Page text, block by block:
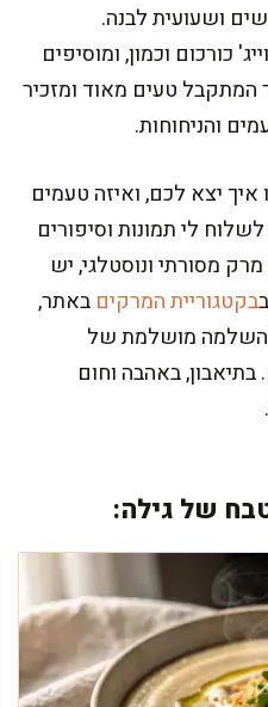
ושעועית לבנה.
כורכום וכמון, ומוסיפים
המתקבל טעים מאוד ומזכיר
והניחוחות.
יצא לכם, ואיזה טעמים
לי תמונות וסיפורים
מסורתי ונוסטלגי, יש
בקטגוריית המרקים באתר,
להשלמה מושלמת של
. בתיאבון, באהבה וחום
של גילה: